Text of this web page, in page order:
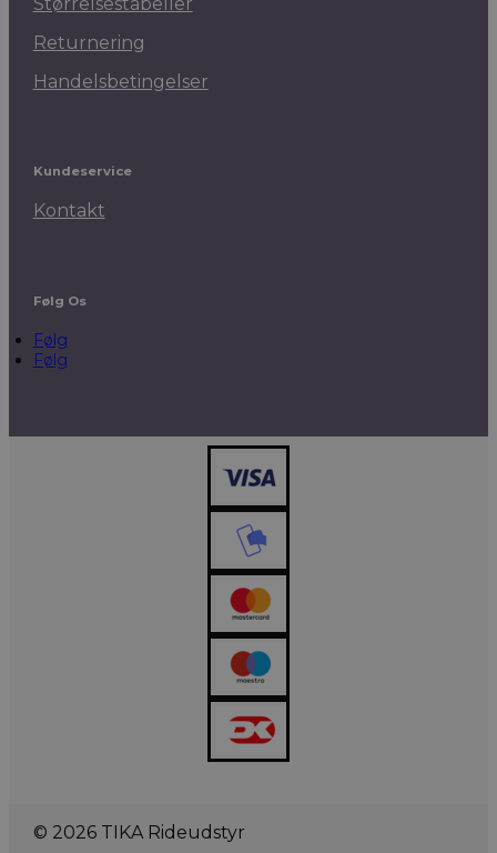
Returnering
Handelsbetingelser
Kundeservice
Kontakt
Følg Os
Følg
Følg
© 2026 TIKA Rideudstyr